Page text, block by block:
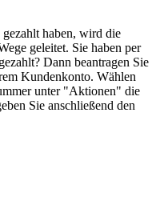
haben, wird die
geleitet. Sie haben per
Dann beantragen Sie
Kundenkonto. Wählen
unter "Aktionen" die
Sie anschließend den